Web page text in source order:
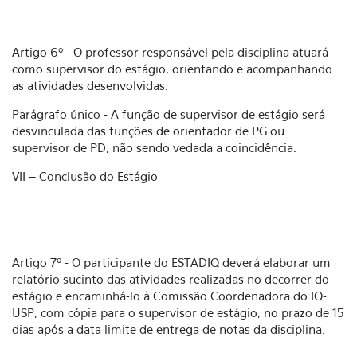
Artigo 6º - O professor responsável pela disciplina atuará
como supervisor do estágio, orientando e acompanhando
as atividades desenvolvidas.
Parágrafo único - A função de supervisor de estágio será
desvinculada das funções de orientador de PG ou
supervisor de PD, não sendo vedada a coincidência.
VII – Conclusão do Estágio
Artigo 7º - O participante do ESTADIQ deverá elaborar um
relatório sucinto das atividades realizadas no decorrer do
estágio e encaminhá-lo à Comissão Coordenadora do IQ-
USP, com cópia para o supervisor de estágio, no prazo de 15
dias após a data limite de entrega de notas da disciplina.